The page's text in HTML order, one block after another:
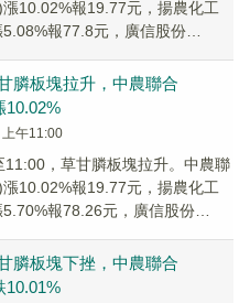
10.02%報19.77元，揚農化工
報77.8元，廣信股份
膦板塊拉升，中農聯合
10.02%
午11:00
11:00，草甘膦板塊拉升。中農聯
10.02%報19.77元，揚農化工
報78.26元，廣信股份
膦板塊下挫，中農聯合
10.01%